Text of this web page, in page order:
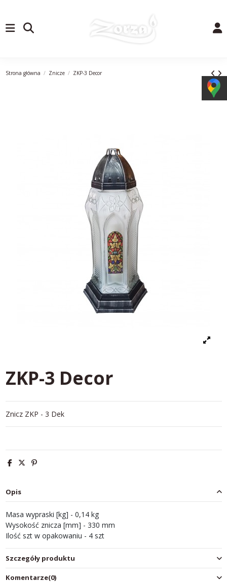
Strona główna Znicze ZKP-3 Decor
ZKP-3 Decor
Znicz ZKP - 3 Dek
Opis
Masa wypraski [kg] - 0,14 kg
Wysokość znicza [mm] - 330 mm
Ilość szt w opakowaniu - 4 szt
Szczegóły produktu
Komentarze(0)